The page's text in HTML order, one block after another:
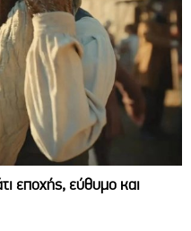
εποχής, εύθυμο και